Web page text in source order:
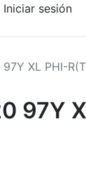
Iniciar sesión
XL PHI-
97Y